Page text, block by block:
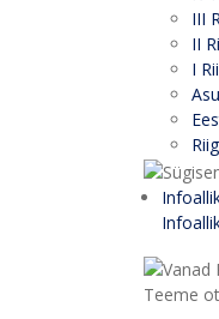
III
II
I
Teeme